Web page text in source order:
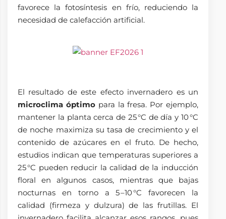
favorece la fotosíntesis en frío, reduciendo la
necesidad de calefacción artificial.
El resultado de este efecto invernadero es un
microclima óptimopara la fresa. Por ejemplo,
mantener la planta cerca de 25 °C de día y 10 °C
de noche maximiza su tasa de crecimiento y el
contenido de azúcares en el fruto. De hecho,
estudios indican que temperaturas superiores a
25 °C pueden reducir la calidad de la inducción
floral en algunos casos, mientras que bajas
nocturnas en torno a 5 –10 °C favorecen la
calidad (firmeza y dulzura) de las frutillas. El